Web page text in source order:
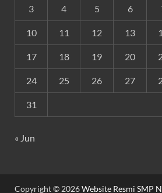
3 4 5 6
10 11 12 13
17 18 19 20
24 25 26 27
31
« Jun
Copyright © 2026Website Resmi SMP